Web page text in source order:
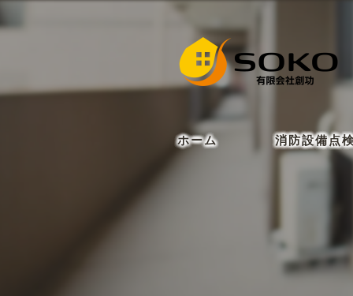
ホーム 消防設備点